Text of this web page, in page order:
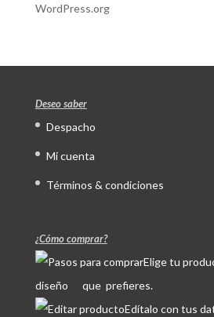
WordPress.org
Deseo saber
Despacho
Mi cuenta
Términos & condiciones
¿Cómo comprar?
Elige tu
diseño que prefieres.
Edítalo con tus